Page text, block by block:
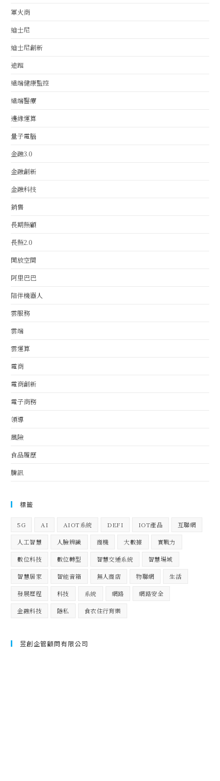
軍火商
迪士尼
迪士尼創新
追蹤
遠端健康監控
遠端醫療
邊緣運算
量子電腦
金融3.0
金融創新
金融科技
銷售
長期照顧
長照2.0
開放空間
阿里巴巴
陪伴機器人
雲服務
雲端
雲運算
電商
電商創新
電子商務
領導
風險
食品履歷
騰訊
標籤
5G AI AIOT系統 DEFI IOT產品 互聯網
人工智慧 人臉辨識 商機 大數據 實戰力
數位科技 數位轉型 智慧交通系統 智慧場域
智慧居家 智能音箱 無人商店 物聯網 生活
發展歷程 科技 系統 網路 網路安全
金融科技 隱私 食衣住行育樂
昱創企管顧問有限公司